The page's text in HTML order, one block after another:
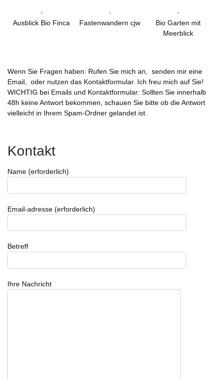
Ausblick Bio Finca Fastenwandern cjw
Bio Garten mit
Meerblick
Wenn Sie Fragen haben: Rufen Sie mich an, senden mir eine
Email, oder nutzen das Kontaktformular. Ich freu mich auf Sie!
WICHTIG bei Emails und Kontaktformular: Sollten Sie innerhalb
48h keine Antwort bekommen, schauen Sie bitte ob die Antwort
vielleicht in Ihrem Spam-Ordner gelandet ist.
Kontakt
Name (erforderlich)
Email-adresse (erforderlich)
Betreff
Ihre Nachricht